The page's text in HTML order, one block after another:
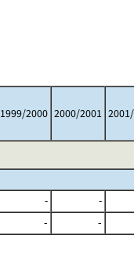
1999/2000 2000/2001
-
-
- -